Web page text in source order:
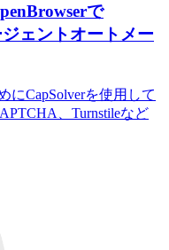
で
ェントオートメー
にCapSolverを使用して
、Turnstileなど